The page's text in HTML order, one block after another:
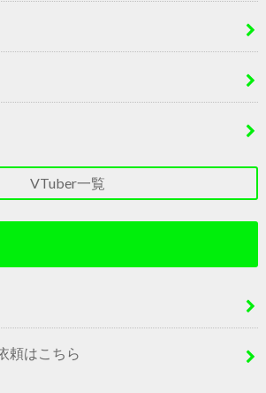
VTuber一覧
頼はこちら